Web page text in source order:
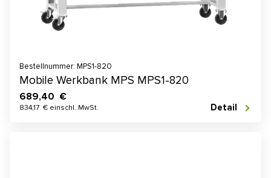
Bestellnummer: MPS1-820
Mobile Werkbank MPS MPS1-820
689,40 €
834,17 € einschl. MwSt. Detail